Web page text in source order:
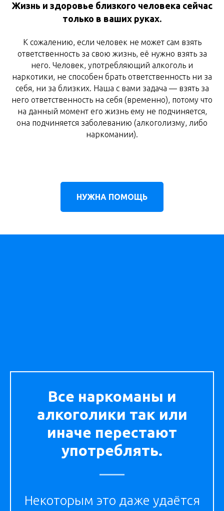
Жизнь и здоровье близкого человека сейчас
только в ваших руках.
К сожалению, если человек не может сам взять
ответственность за свою жизнь, её нужно взять за
него. Человек, употребляющий алкоголь и
наркотики, не способен брать ответственность ни за
себя, ни за близких. Наша с вами задача — взять за
него ответственность на себя (временно), потому что
на данный момент его жизнь ему не подчиняется,
она подчиняется заболеванию (алкоголизму, либо
наркомании).
НУЖНА ПОМОЩЬ
Все наркоманы и
алкоголики так или
иначе перестают
употреблять.
Некоторым это даже удаётся